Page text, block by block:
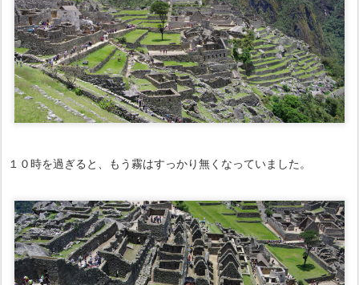
１０時を過ぎると、もう霧はすっかり無くなっていました。